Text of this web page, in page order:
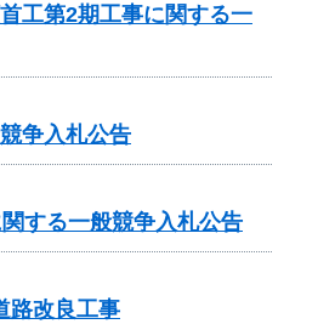
工第2期工事に関する一
争入札公告
する一般競争入札公告
改良工事